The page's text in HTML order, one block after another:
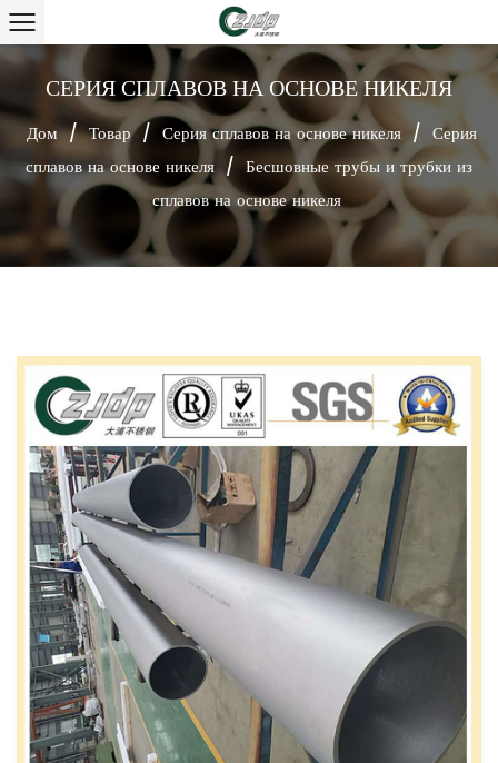
СЕРИЯ СПЛАВОВ НА ОСНОВЕ НИКЕЛЯ
Дом / Товар / Серия сплавов на основе никеля / Серия
сплавов на основе никеля / Бесшовные трубы и трубки из
сплавов на основе никеля